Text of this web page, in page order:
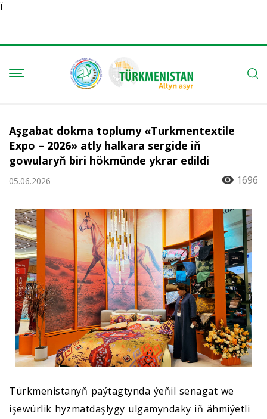
Ï
Aşgabat dokma toplumy «Turkmentextile
Expo – 2026» atly halkara sergide iň
gowularyň biri hökmünde ykrar edildi
05.06.2026 1696
Türkmenistanyň paýtagtynda ýeňil senagat we
işewürlik hyzmatdaşlygy ulgamyndaky iň ähmiýetli